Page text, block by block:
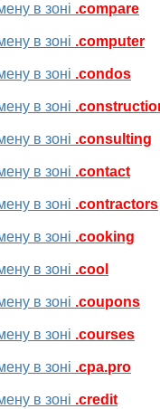
в зоні .compare
в зоні .computer
в зоні .condos
в зоні
в зоні .consulting
в зоні .contact
в зоні .contractors
в зоні .cooking
в зоні .cool
в зоні .coupons
в зоні .courses
в зоні .cpa.pro
в зоні .credit